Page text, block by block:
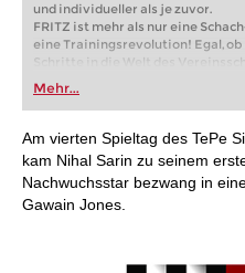
und individueller als je zuvor.
FRITZ ist mehr als nur eine
eine Trainingsrevolution! Egal,
Schritte in die Welt des
oder bereits auf Turnierniveau
FRITZ trainieren Sie effizienter,
individueller als je zuvor.
Mehr...
Am vierten Spieltag des TePe
kam Nihal Sarin zu seinem
Nachwuchsstar bezwang in
Gawain Jones.